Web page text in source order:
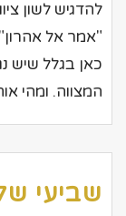
להדגיש לשון
"אמר אל
כאן בגלל שיש
המצווה. ומהי
שביעי